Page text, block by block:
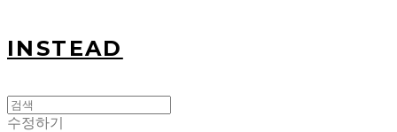
INSTEAD
수정하기